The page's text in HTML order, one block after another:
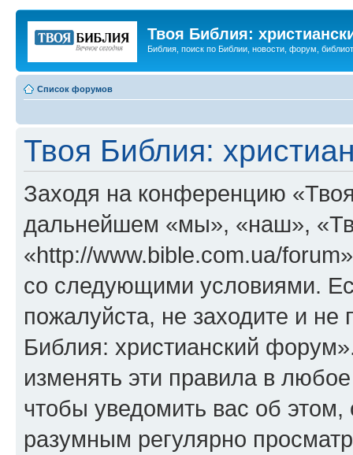
Твоя Библия:
Библия, поиск по Библии, новости, форум,
Список форумов
Твоя Библия:
Заходя на конференцию
дальнейшем «мы», «наш»,
«http://www.bible.com.ua/
со следующими условиями.
пожалуйста, не заходите и
Библия: христианский
изменять эти правила в
чтобы уведомить вас об
разумным регулярно